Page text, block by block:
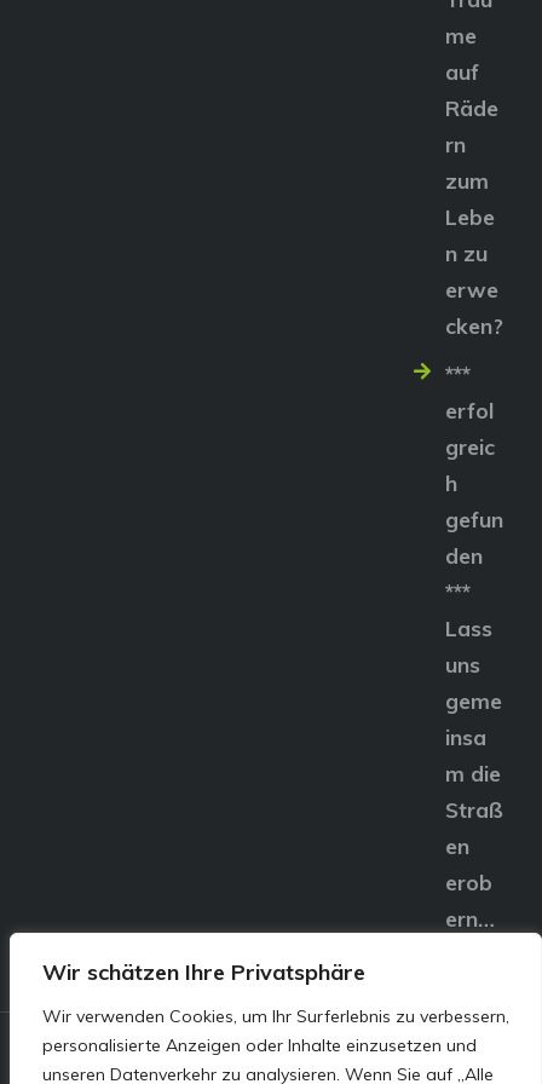
Wir schätzen Ihre Privatsphäre
Wir verwenden Cookies, um Ihr Surferlebnis zu verbessern,
personalisierte Anzeigen oder Inhalte einzusetzen und
unseren Datenverkehr zu analysieren. Wenn Sie auf „Alle
me
auf
Räde
rn
zum
Lebe
n zu
erwe
cken?
***
erfol
greic
h
gefun
den
***
Lass
uns
geme
insa
m die
Straß
en
erob
ern…
© E&S Motors GmbH,